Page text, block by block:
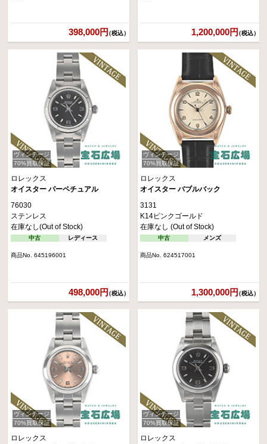
398,000円（税込） 1,200,000円（税込）
ヴィンテージ
70%買取保証
ロレックス
オイスター パーペチュアル
76030
ステンレス
在庫なし(Out of Stock)
中古 レディース
商品No. 645196001
498,000円（税込）
ヴィンテージ
70%買取保証
ロレックス
オイスター バブルバック
3131
K14ピンクゴールド
在庫なし (Out of Stock)
中古 メンズ
商品No. 624517001
1,300,000円（税込）
ヴィンテージ
70%買取保証
ロレックス
ヴィンテージ
70%買取保証
ロレックス